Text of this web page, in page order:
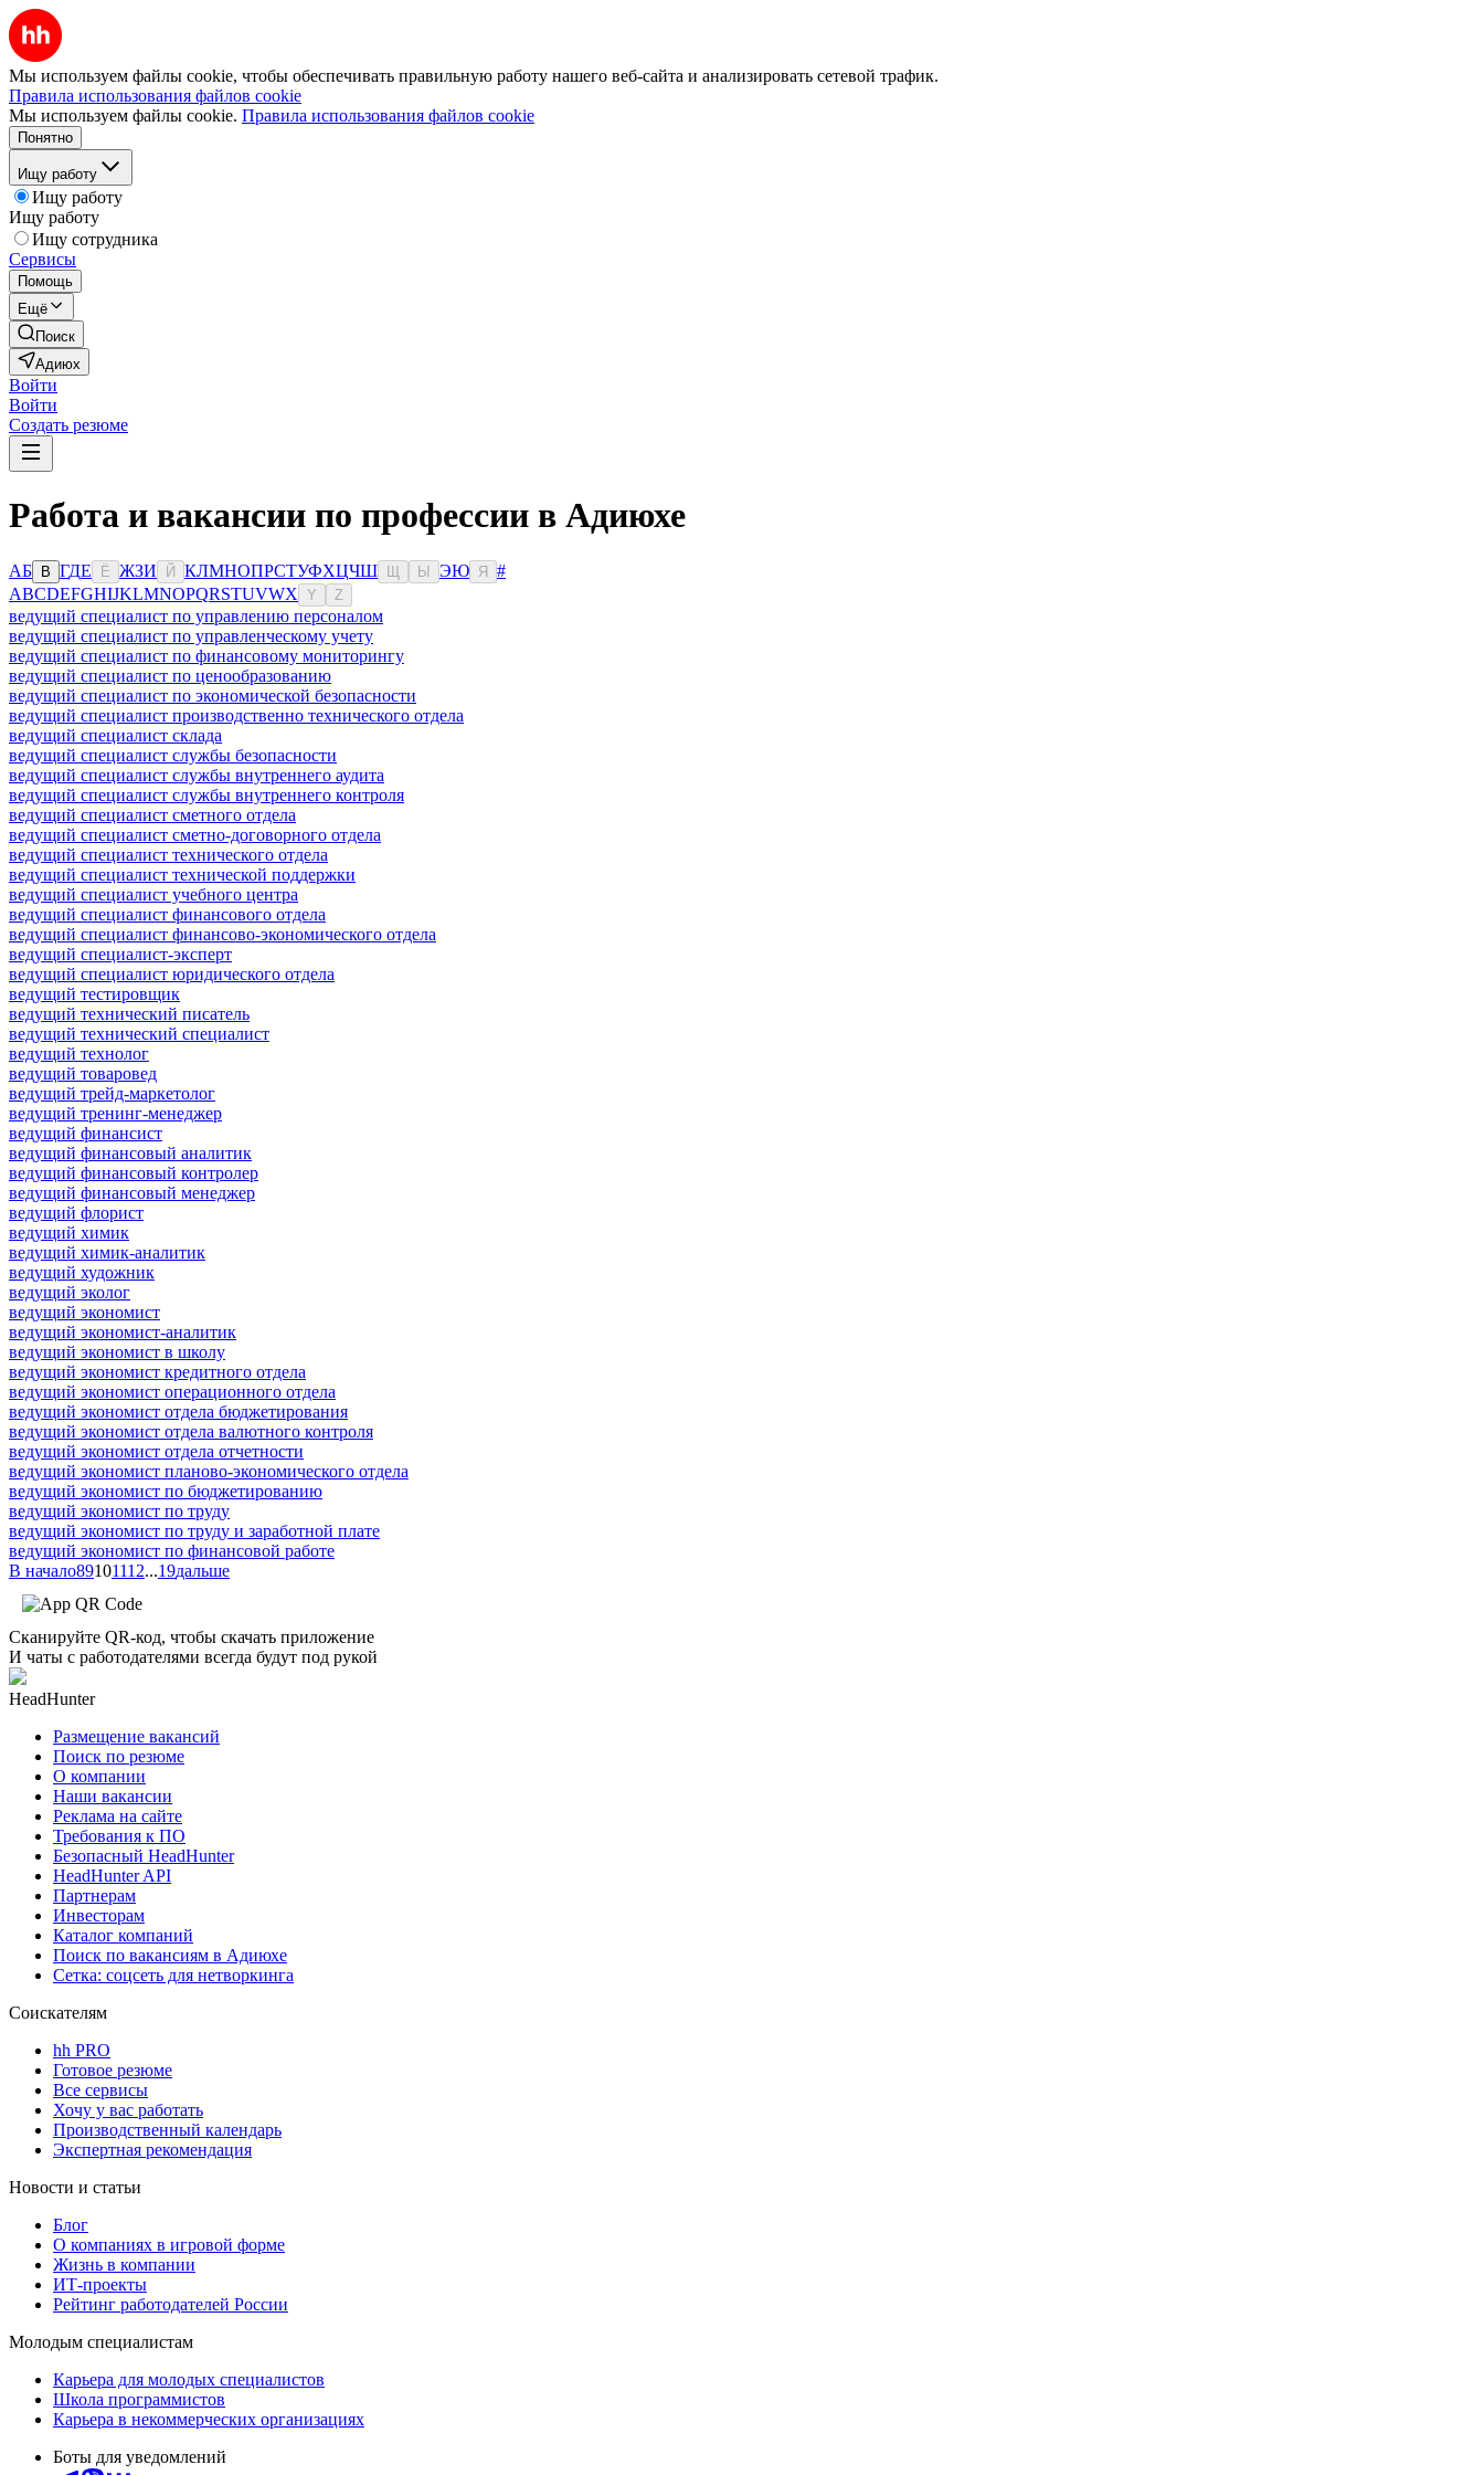
Мы используем файлы cookie, чтобы обеспечивать правильную работу нашего веб-сайта и анализировать сетевой трафик.
Правила использования файлов cookie
Мы используем файлы cookie. Правила использования файлов cookie
Понятно
Ищу работу
Ищу работу
Ищу работу
Ищу сотрудника
Сервисы
Помощь
Ещё
Поиск
Адиюх
Войти
Войти
Создать резюме
Работа и вакансии по профессии в Адиюхе
АБ В ГДЕ Ё ЖЗИ Й КЛМНОПРСТУФХЦЧШ Ы ЭЮ Я
#
ABCDEFGHIJKLMNOPQRSTUVWX Y Z
ведущий специалист по управлению персоналом
ведущий специалист по управленческому учету
ведущий специалист по финансовому мониторингу
ведущий специалист по ценообразованию
ведущий специалист по экономической безопасности
ведущий специалист производственно технического отдела
ведущий специалист склада
ведущий специалист службы безопасности
ведущий специалист службы внутреннего аудита
ведущий специалист службы внутреннего контроля
ведущий специалист сметного отдела
ведущий специалист сметно-договорного отдела
ведущий специалист технического отдела
ведущий специалист технической поддержки
ведущий специалист учебного центра
ведущий специалист финансового отдела
ведущий специалист финансово-экономического отдела
ведущий специалист-эксперт
ведущий специалист юридического отдела
ведущий тестировщик
ведущий технический писатель
ведущий технический специалист
ведущий технолог
ведущий товаровед
ведущий трейд-маркетолог
ведущий тренинг-менеджер
ведущий финансист
ведущий финансовый аналитик
ведущий финансовый контролер
ведущий финансовый менеджер
ведущий флорист
ведущий химик
ведущий химик-аналитик
ведущий художник
ведущий эколог
ведущий экономист
ведущий экономист-аналитик
ведущий экономист в школу
ведущий экономист кредитного отдела
ведущий экономист операционного отдела
ведущий экономист отдела бюджетирования
ведущий экономист отдела валютного контроля
ведущий экономист отдела отчетности
ведущий экономист планово-экономического отдела
ведущий экономист по бюджетированию
ведущий экономист по труду
ведущий экономист по труду и заработной плате
ведущий экономист по финансовой работе
В начало89101112...19дальше
Сканируйте QR-код, чтобы скачать приложение
И чаты с работодателями всегда будут под рукой
HeadHunter
Размещение вакансий
Поиск по резюме
О компании
Наши вакансии
Реклама на сайте
Требования к ПО
Безопасный HeadHunter
HeadHunter API
Партнерам
Инвесторам
Каталог компаний
Поиск по вакансиям в Адиюхе
Сетка: соцсеть для нетворкинга
Соискателям
hh PRO
Готовое резюме
Все сервисы
Хочу у вас работать
Производственный календарь
Экспертная рекомендация
Новости и статьи
Блог
О компаниях в игровой форме
Жизнь в компании
ИТ-проекты
Рейтинг работодателей России
Молодым специалистам
Карьера для молодых специалистов
Школа программистов
Карьера в некоммерческих организациях
Боты для уведомлений